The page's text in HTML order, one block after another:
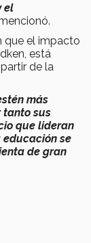
el
que el impacto
está
de la
más
tanto sus
que lideran
educación se
de gran